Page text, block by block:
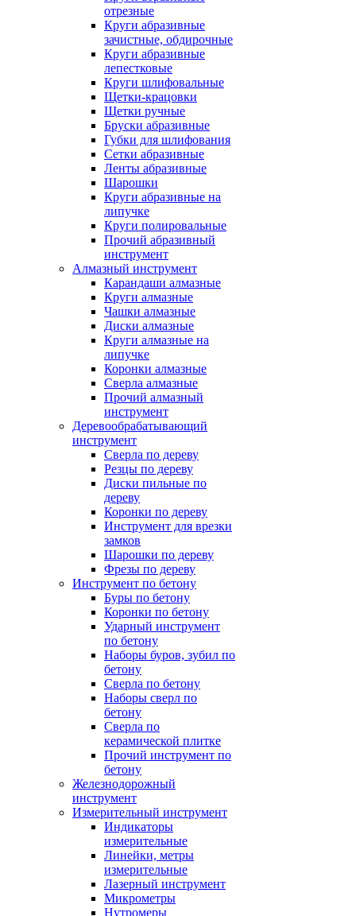
отрезные
Круги абразивные
зачистные, обдирочные
Круги абразивные
лепестковые
Круги шлифовальные
Щетки-крацовки
Щетки ручные
Бруски абразивные
Губки для шлифования
Сетки абразивные
Ленты абразивные
Шарошки
Круги абразивные на
липучке
Круги полировальные
Прочий абразивный
инструмент
Алмазный инструмент
Карандаши алмазные
Круги алмазные
Чашки алмазные
Диски алмазные
Круги алмазные на
липучке
Коронки алмазные
Сверла алмазные
Прочий алмазный
инструмент
Деревообрабатывающий
инструмент
Сверла по дереву
Резцы по дереву
Диски пильные по
дереву
Коронки по дереву
Инструмент для врезки
замков
Шарошки по дереву
Фрезы по дереву
Инструмент по бетону
Буры по бетону
Коронки по бетону
Ударный инструмент
по бетону
Наборы буров, зубил по
бетону
Сверла по бетону
Наборы сверл по
бетону
Сверла по
керамической плитке
Прочий инструмент по
бетону
Железнодорожный
инструмент
Измерительный инструмент
Индикаторы
измерительные
Линейки, метры
измерительные
Лазерный инструмент
Микрометры
Нутромеры